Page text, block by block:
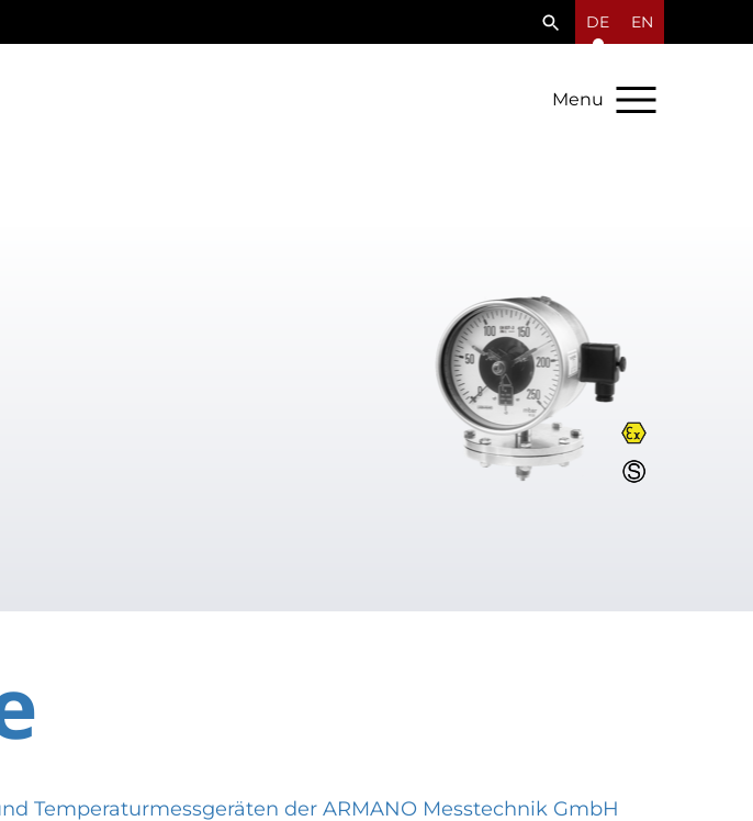
DE EN
Menu
Temperaturmessgeräten der ARMANO Messtechnik GmbH